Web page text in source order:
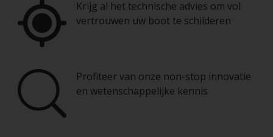
Krijg al het technische advies om vol
vertrouwen uw boot te schilderen
Profiteer van onze non-stop innovatie
en wetenschappelijke kennis